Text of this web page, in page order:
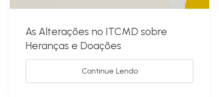
As Alterações no ITCMD sobre
Heranças e Doações
Continue Lendo